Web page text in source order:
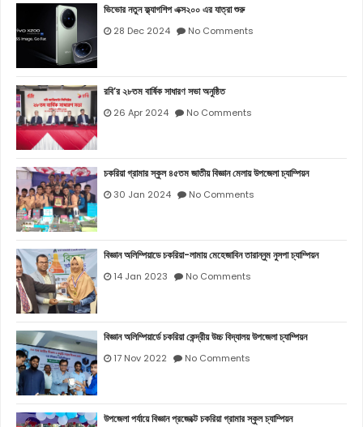
ভিভোর নতুন ফ্ল্যাগশিপ এক্স২০০ এর যাত্রা শুরু
28 Dec 2024 No Comments
রবি’র ২৮তম বার্ষিক সাধারণ সভা অনুষ্ঠিত
26 Apr 2024 No Comments
চকরিয়া গ্রামার স্কুল ৪৫তম জাতীয় বিজ্ঞান মেলায় উপজেলা চ্যাম্পিয়ন
30 Jan 2024 No Comments
বিজ্ঞান অলিম্পিয়াডে চকরিয়া-লামায় মেহেজাবিন তারান্নুম নুসপা চ্যাম্পিয়ন
14 Jan 2023 No Comments
বিজ্ঞান অলিম্পিয়ার্ডে চকরিয়া কেন্দ্রীয় উচ্চ বিদ্যালয় উপজেলা চ্যাম্পিয়ন
17 Nov 2022 No Comments
উপজেলা পর্যায়ে বিজ্ঞান প্রজেক্টে চকরিয়া গ্রামার স্কুল চ্যাম্পিয়ন